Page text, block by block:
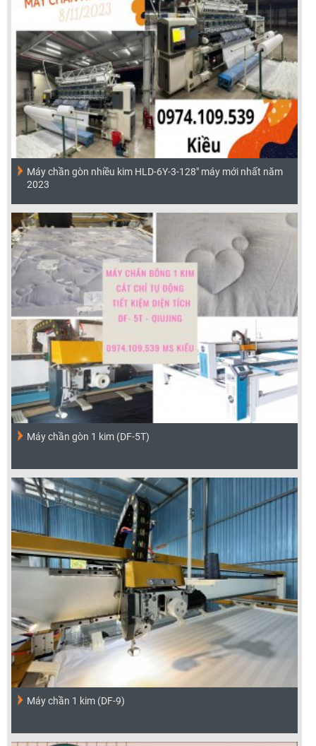
Máy chần gòn nhiều kim HLD-6Y-3-128" máy mới nhất năm
2023
Máy chần gòn 1 kim (DF-5T)
Máy chần 1 kim (DF-9)